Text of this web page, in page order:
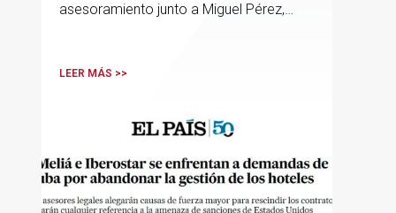
asesoramiento junto a Miguel Pérez,
LEER MÁS >>